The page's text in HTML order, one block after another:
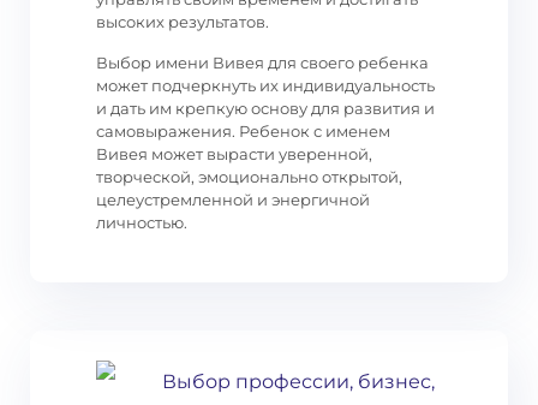
высоких результатов.
Выбор имени Вивея для своего ребенка
может подчеркнуть их индивидуальность
и дать им крепкую основу для развития и
самовыражения. Ребенок с именем
Вивея может вырасти уверенной,
творческой, эмоционально открытой,
целеустремленной и энергичной
личностью.
Выбор профессии, бизнес,